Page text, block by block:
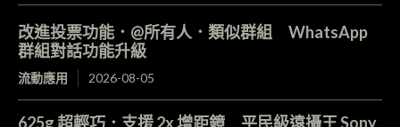
改進投票功能．@所有人．類似群組 WhatsApp
群組對話功能升級
流動應用 2026-08-05
625g 超輕巧．支援 2x 增距鏡 平民級遠攝王 Sony